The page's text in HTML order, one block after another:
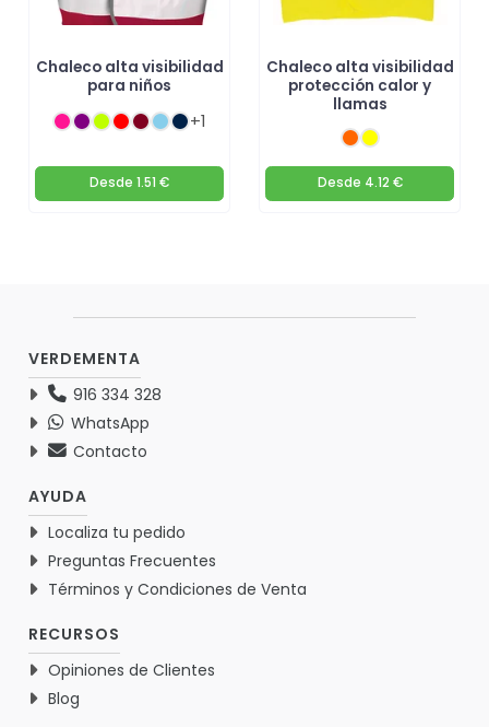
Chaleco alta visibilidad
para niños
+1
Desde 1.51 €
Chaleco alta visibilidad
protección calor y
llamas
Desde 4.12 €
VERDEMENTA
916 334 328
WhatsApp
Contacto
AYUDA
Localiza tu pedido
Preguntas Frecuentes
Términos y Condiciones de Venta
RECURSOS
Opiniones de Clientes
Blog